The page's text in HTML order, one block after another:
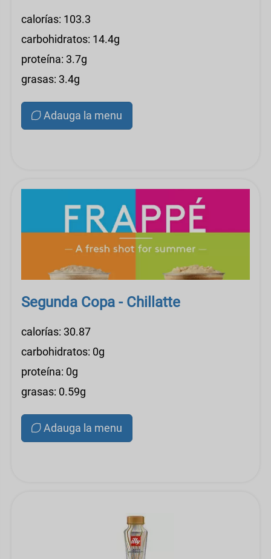
calorías: 103.3
carbohidratos: 14.4g
proteína: 3.7g
grasas: 3.4g
Adauga la menu
Segunda Copa - Chillatte
calorías: 30.87
carbohidratos: 0g
proteína: 0g
grasas: 0.59g
Adauga la menu